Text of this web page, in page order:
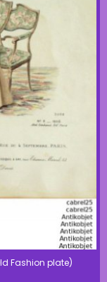
Fashion plate)